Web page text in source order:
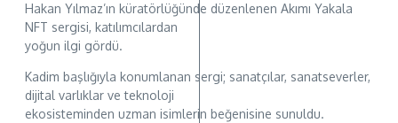
Hakan Yılmaz’ın küratörlüğünde düzenlenen Akımı Yakala
NFT sergisi, katılımcılardan
yoğun ilgi gördü.
Kadim başlığıyla konumlanan sergi; sanatçılar, sanatseverler,
dijital varlıklar ve teknoloji
ekosisteminden uzman isimlerin beğenisine sunuldu.